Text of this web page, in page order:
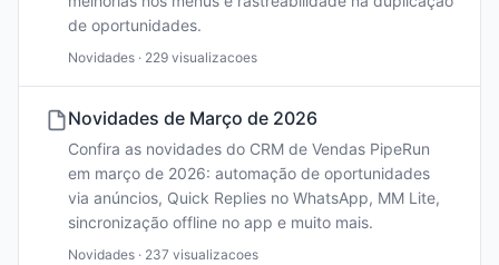
de oportunidades.
Novidades · 229 visualizacoes
Novidades de Março de 2026
Confira as novidades do CRM de Vendas PipeRun
em março de 2026: automação de oportunidades
via anúncios, Quick Replies no WhatsApp, MM Lite,
sincronização offline no app e muito mais.
Novidades · 237 visualizacoes